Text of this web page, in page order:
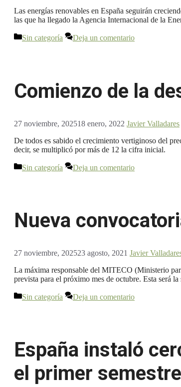
Las energías renovables en España seguirán
las que ha llegado la Agencia Internacional de la
Categorías
Sin categoría Deja un comentario
Comienzo de la
27 noviembre, 202518 enero, 2022 Javier Valladares
De todos es sabido el crecimiento vertiginoso del
decir, se multiplicó por más de 12 la cifra inicial.
Categorías
Sin categoría Deja un comentario
Nueva
27 noviembre, 202523 agosto, 2021 Javier
La máxima responsable del MITECO (Ministerio
prevista para el próximo mes de octubre. Esta será
Categorías
Sin categoría Deja un comentario
España instaló
el primer